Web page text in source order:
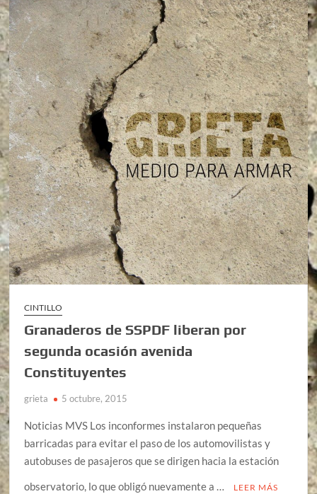
CINTILLO
Granaderos de SSPDF liberan por
segunda ocasión avenida
Constituyentes
grieta 5 octubre, 2015
Noticias MVS Los inconformes instalaron pequeñas
barricadas para evitar el paso de los automovilistas y
autobuses de pasajeros que se dirigen hacia la estación
observatorio, lo que obligó nuevamente a …
LEER MÁS